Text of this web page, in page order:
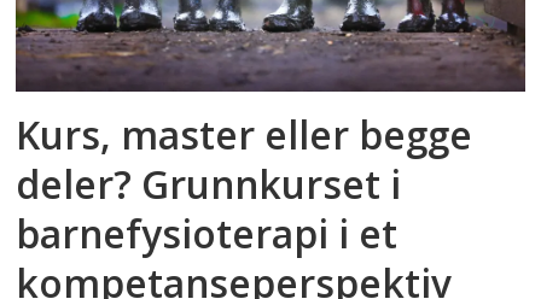
Kurs, master eller begge
deler? Grunnkurset i
barnefysioterapi i et
kompetanseperspektiv